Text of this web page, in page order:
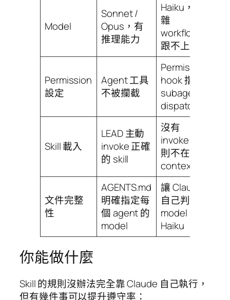
Model
Sonnet /
Opus，有
推理能力
Haiku，複
雜
workflow
跟不上
Permission
設定
Agent 工具
不被攔截
Permission
hook 擋住
subagent
dispatch
Skill 載入
LEAD 主動
invoke 正確
的 skill
沒有
invoke，規
則不在
context
文件完整
性
AGENTS.md
明確指定每
個 agent 的
model
讓 Claude
自己判斷
model，選
Haiku
你能做什麼
Skill 的規則沒辦法完全靠 Claude 自己執行，
但有幾件事可以提升遵守率：